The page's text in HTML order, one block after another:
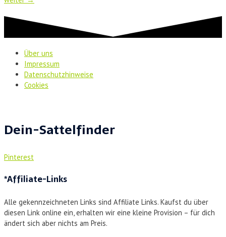
Über uns
Impressum
Datenschutzhinweise
Cookies
Dein-Sattelfinder
Pinterest
*Affiliate-Links
Alle gekennzeichneten Links sind Affiliate Links. Kaufst du über
diesen Link online ein, erhalten wir eine kleine Provision – für dich
ändert sich aber nichts am Preis.